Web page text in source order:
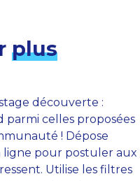
plus
découverte :
celles proposées
! Dépose
pour postuler aux
Utilise les filtres